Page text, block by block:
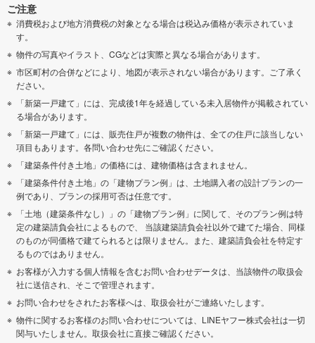
ご注意
消費税および地方消費税の対象となる場合は税込み価格が表示されていま
す。
物件の写真やイラスト、CGなどは実際と異なる場合があります。
市区町村の合併などにより、地図が表示されない場合があります。ご了承く
ださい。
「新築一戸建て」には、完成後1年を経過している未入居物件が掲載されてい
る場合があります。
「新築一戸建て」には、販売住戸が複数の物件は、全ての住戸に該当しない
項目もあります。各問い合わせ先にご確認ください。
「建築条件付き土地」の価格には、建物価格は含まれません。
「建築条件付き土地」の「建物プラン例」は、土地購入者の設計プランの一
例であり、プランの採用可否は任意です。
「土地（建築条件なし）」の「建物プラン例」に関して、そのプラン例は特
定の建築請負会社によるもので、 当該建築請負会社以外で建てた場合、同様
のものが同価格で建てられるとは限りません。また、建築請負会社を特定す
るものではありません。
お客様が入力する個人情報を含むお問い合わせデータは、当該物件の取扱会
社に送信され、そこで管理されます。
お問い合わせをされたお客様へは、取扱会社がご連絡いたします。
物件に関するお客様のお問い合わせについては、LINEヤフー株式会社は一切
関与いたしません。取扱会社に直接ご確認ください。